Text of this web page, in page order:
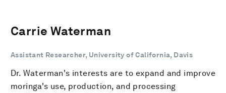
Carrie Waterman
Assistant Researcher, University of California, Davis
Dr. Waterman's interests are to expand and improve
moringa's use, production, and processing